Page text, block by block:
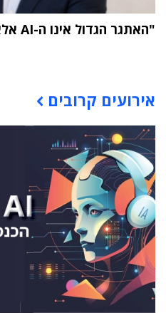
"האתגר הגדול אינו ה-AI אלא הטמעתה בארגון"
אירועים קרובים